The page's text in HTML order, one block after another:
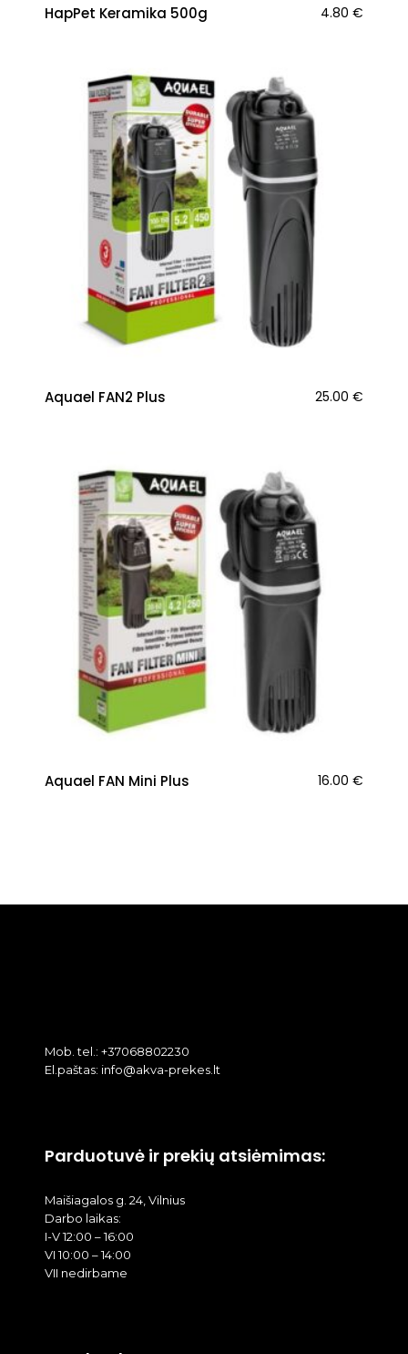
HapPet Keramika 500g 4.80 €
Aquael FAN2 Plus 25.00 €
Aquael FAN Mini Plus 16.00 €
Mob. tel.: +37068802230
El.paštas: info@akva-prekes.lt
Parduotuvė ir prekių atsiėmimas:
Maišiagalos g. 24, Vilnius
Darbo laikas:
I-V 12:00 – 16:00
VI 10:00 – 14:00
VII nedirbame